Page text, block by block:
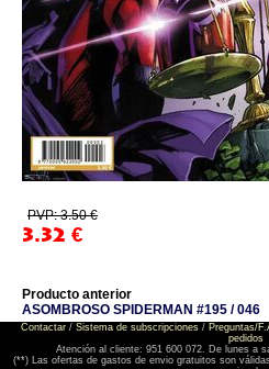
PVP: 3.50 €
3.32 €
Producto anterior
ASOMBROSO SPIDERMAN #195 / 046
Contactar/ Sistema de subscripciones/ Preguntas/
pedidos
Atención al cliente: 951 600 072. De lunes a
(**) Las ofertas de gastos de envio gratuitos son